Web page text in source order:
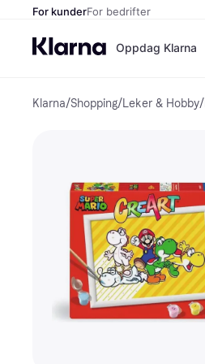
For kunderFor bedrifter
Oppdag Klarna
Klarna/Shopping/Leker & Hobby/